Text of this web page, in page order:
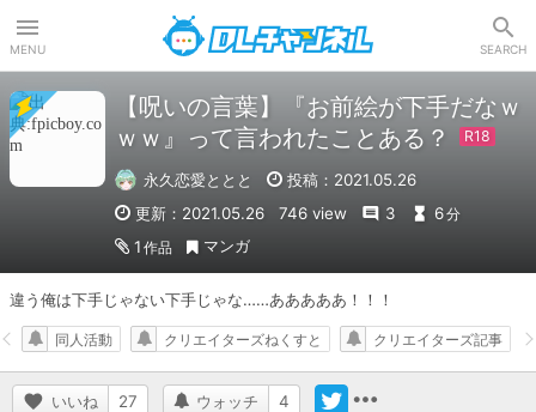
MENU SEARCH
【呪いの言葉】『お前絵が下手だなｗ
ｗｗ』って言われたことある？
永久恋愛ととと
投稿：2021.05.26
更新：2021.05.26
746 view 3 6分
1 作品 マンガ
違う俺は下手じゃない下手じゃな……あああああ！！！
いいね 27 ウォッチ 4
同人活動 クリエイターズねくすと クリエイターズ記事